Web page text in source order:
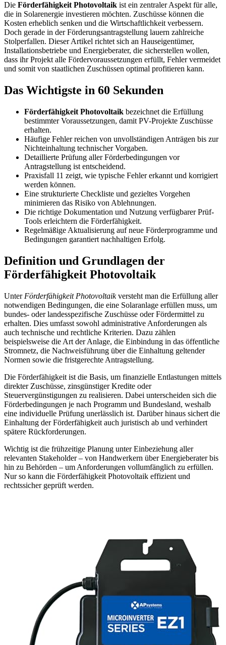
Die Förderfähigkeit Photovoltaik ist ein zentraler Aspekt für alle,
die in Solarenergie investieren möchten. Zuschüsse können die
Kosten erheblich senken und die Wirtschaftlichkeit verbessern.
Doch gerade in der Förderungsantragstellung lauern zahlreiche
Stolperfallen. Dieser Artikel richtet sich an Hauseigentümer,
Installationsbetriebe und Energieberater, die sicherstellen wollen,
dass ihr Projekt alle Fördervoraussetzungen erfüllt, Fehler vermeidet
und somit von staatlichen Zuschüssen optimal profitieren kann.
Das Wichtigste in 60 Sekunden
Förderfähigkeit Photovoltaik bezeichnet die Erfüllung
bestimmter Voraussetzungen, damit PV-Projekte Zuschüsse
erhalten.
Häufige Fehler reichen von unvollständigen Anträgen bis zur
Nichteinhaltung technischer Vorgaben.
Detaillierte Prüfung aller Förderbedingungen vor
Antragstellung ist entscheidend.
Praxisfall 11 zeigt, wie typische Fehler erkannt und korrigiert
werden können.
Eine strukturierte Checkliste und gezieltes Vorgehen
minimieren das Risiko von Ablehnungen.
Die richtige Dokumentation und Nutzung verfügbarer Prüf-
Tools erleichtern die Förderfähigkeit.
Regelmäßige Aktualisierung auf neue Förderprogramme und
Bedingungen garantiert nachhaltigen Erfolg.
Definition und Grundlagen der
Förderfähigkeit Photovoltaik
Unter Förderfähigkeit Photovoltaikversteht man die Erfüllung aller
notwendigen Bedingungen, die eine Solaranlage erfüllen muss, um
bundes- oder landesspezifische Zuschüsse oder Fördermittel zu
erhalten. Dies umfasst sowohl administrative Anforderungen als
auch technische und rechtliche Kriterien. Dazu zählen
beispielsweise die Art der Anlage, die Einbindung in das öffentliche
Stromnetz, die Nachweisführung über die Einhaltung geltender
Normen sowie die fristgerechte Antragstellung.
Die Förderfähigkeit ist die Basis, um finanzielle Entlastungen mittels
direkter Zuschüsse, zinsgünstiger Kredite oder
Steuervergünstigungen zu realisieren. Dabei unterscheiden sich die
Förderbedingungen je nach Programm und Bundesland, weshalb
eine individuelle Prüfung unerlässlich ist. Darüber hinaus sichert die
Einhaltung der Förderfähigkeit auch juristisch ab und verhindert
spätere Rückforderungen.
Wichtig ist die frühzeitige Planung unter Einbeziehung aller
relevanten Stakeholder – von Handwerkern über Energieberater bis
hin zu Behörden – um Anforderungen vollumfänglich zu erfüllen.
Nur so kann die Förderfähigkeit Photovoltaik effizient und
rechtssicher geprüft werden.